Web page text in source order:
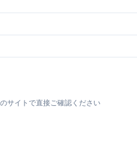
サイトで直接ご確認ください